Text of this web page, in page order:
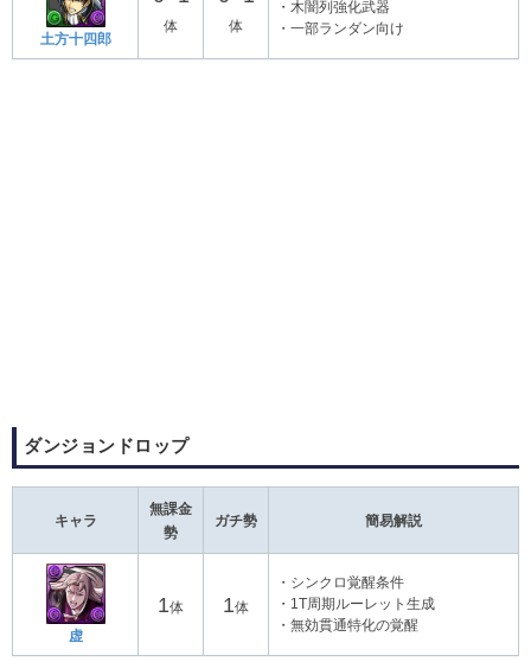
土方十四郎
体 体
・木闇列強化武器
・一部ランダン向け
ダンジョンドロップ
キャラ
無課金
勢
ガチ勢 簡易解説
虚
1体 1体
・シンクロ覚醒条件
・1T周期ルーレット生成
・無効貫通特化の覚醒